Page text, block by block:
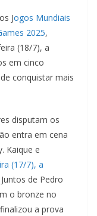
Jogos Mundiais
2025,
(18/7), a
em cinco
conquistar mais
disputam os
entra em cena
Kaique e
(17/7), a
Juntos de Pedro
o bronze no
a prova